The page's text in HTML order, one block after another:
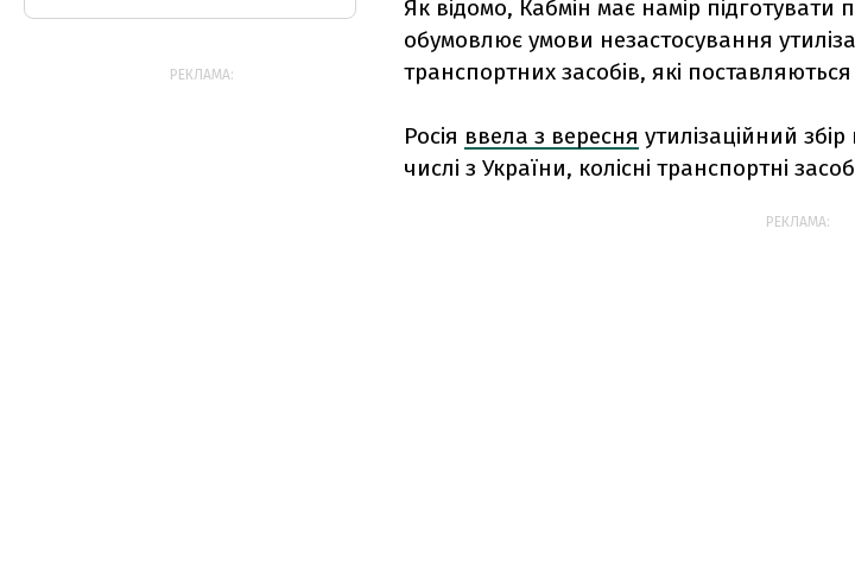
Як відомо, Кабмін має намір підготувати
обумовлює умови незастосування
транспортних засобів, які
Росія ввела з вересня утилізаційний
числі з України, колісні транспортні
РЕКЛАМА:
РЕКЛАМА: